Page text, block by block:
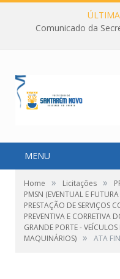
Comunicado da
MENU
Home » Licitações »
PMSN (EVENTUAL E
PRESTAÇÃO DE SERVIÇOS
PREVENTIVA E CORRETIVA
GRANDE PORTE -
MAQUINÁRIOS) » ATA